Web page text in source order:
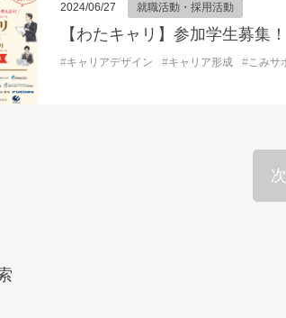
2024/06/27 就職活動・採用活動
【わたキャリ】参加学生募
#キャリアデザイン #キャリア形成 #こみサ